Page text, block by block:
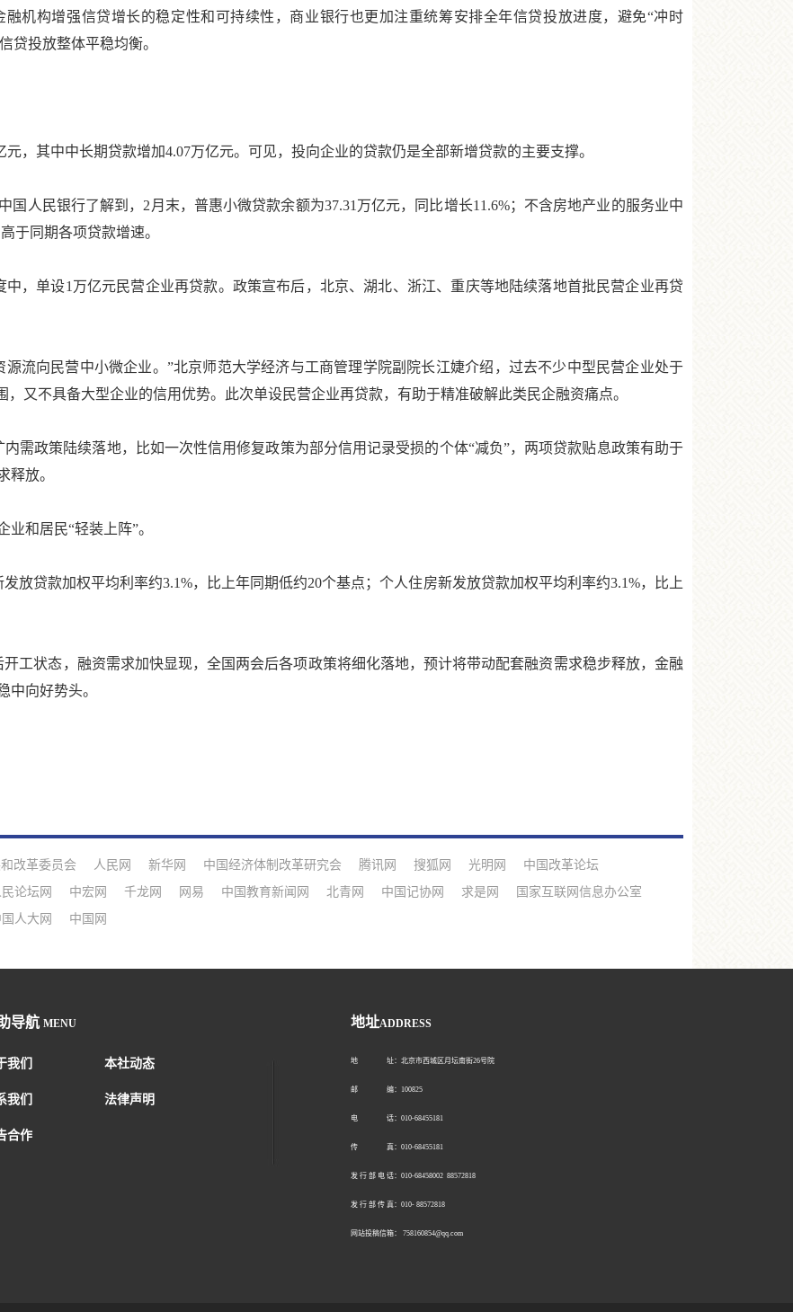
机构增强信贷增长的稳定性和可持续性，商业银行也更加注重统筹安排全年信贷投放进度，避免“冲时
贷投放整体平稳均衡。
其中中长期贷款增加4.07万亿元。可见，投向企业的贷款仍是全部新增贷款的主要支撑。
民银行了解到，2月末，普惠小微贷款余额为37.31万亿元，同比增长11.6%；不含房地产业的服务业中
于同期各项贷款增速。
单设1万亿元民营企业再贷款。政策宣布后，北京、湖北、浙江、重庆等地陆续落地首批民营企业再贷
向民营中小微企业。”北京师范大学经济与工商管理学院副院长江婕介绍，过去不少中型民营企业处于
又不具备大型企业的信用优势。此次单设民营企业再贷款，有助于精准破解此类民企融资痛点。
政策陆续落地，比如一次性信用修复政策为部分信用记录受损的个体“减负”，两项贷款贴息政策有助于
释放。
和居民“轻装上阵”。
贷款加权平均利率约3.1%，比上年同期低约20个基点；个人住房新发放贷款加权平均利率约3.1%，比上
状态，融资需求加快显现，全国两会后各项政策将细化落地，预计将带动配套融资需求稳步释放，金融
中向好势头。
改革委员会 人民网 新华网 中国经济体制改革研究会 腾讯网 搜狐网 光明网
中国改革论坛
论坛网 中宏网 千龙网 网易 中国教育新闻网 北青网 中国记协网 求是网
国家互联网信息办公室
人大网 中国网
导航 MENU
我们 本社动态
我们 法律声明
合作
地址ADDRESS
地 址：北京市西城区月坛南街26号院
邮 编：100825
电 话：010-68455181
传 真：010-68455181
发 行 部 电 话：010-68458002 88572818
发 行 部 传 真：010- 88572818
网站投稿信箱： 758160854@qq.com